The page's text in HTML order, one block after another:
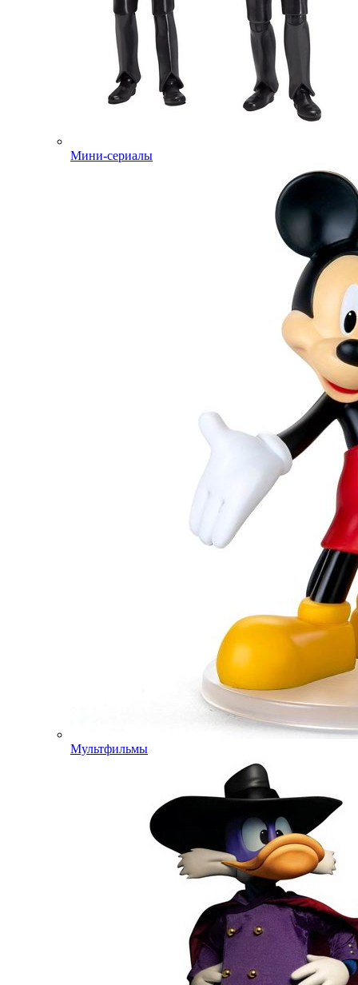
Мини-сериалы
Мультфильмы